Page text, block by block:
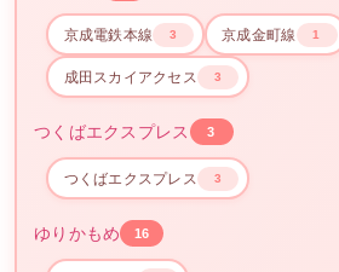
京成電鉄本線 3 京成金町線 1
成田スカイアクセス 3
つくばエクスプレス 3
つくばエクスプレス 3
ゆりかもめ 16